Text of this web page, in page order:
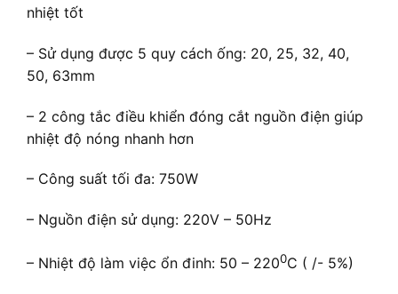
nhiệt tốt
– Sử dụng được 5 quy cách ống: 20, 25, 32, 40,
50, 63mm
– 2 công tắc điều khiển đóng cắt nguồn điện giúp
nhiệt độ nóng nhanh hơn
– Công suất tối đa: 750W
– Nguồn điện sử dụng: 220V – 50Hz
– Nhiệt độ làm việc ổn đinh: 50 – 2200C ( /- 5%)